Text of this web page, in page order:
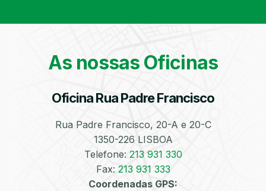
As nossas Oficinas
Oficina Rua Padre Francisco
Rua Padre Francisco, 20-A e 20-C
1350-226 LISBOA
Telefone: 213 931 330
Fax: 213 931 333
Coordenadas GPS:
Bate-Chapas
Higienização e
Automóvel